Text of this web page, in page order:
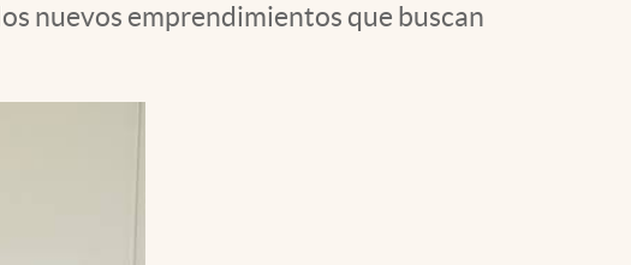
nuevos emprendimientos que buscan